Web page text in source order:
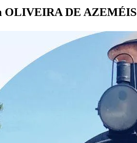
OLIVEIRA DE AZEMÉIS